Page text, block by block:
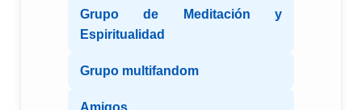
Grupo de Meditación y
Espiritualidad
Grupo multifandom